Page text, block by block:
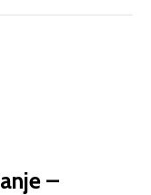
–